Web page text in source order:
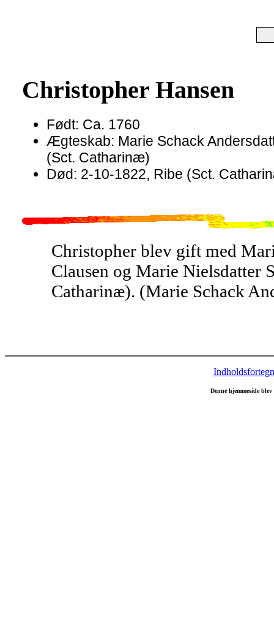
Christopher Hansen
Født: Ca. 1760
Ægteskab: Marie Schack
(Sct. Catharinæ)
Død: 2-10-1822, Ribe (Sct.
Christopher blev gift med
Clausen og Marie Nielsdatter
Catharinæ). (Marie Schack
Denne hjemmeside